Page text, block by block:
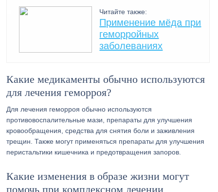
Читайте также:
Применение мёда при
геморройных
заболеваниях
Какие медикаменты обычно используются
для лечения геморроя?
Для лечения геморроя обычно используются
противовоспалительные мази, препараты для улучшения
кровообращения, средства для снятия боли и заживления
трещин. Также могут применяться препараты для улучшения
перистальтики кишечника и предотвращения запоров.
Какие изменения в образе жизни могут
помочь при комплексном лечении